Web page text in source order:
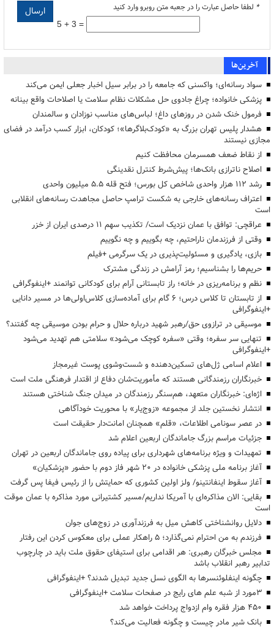
* لطفا حاصل عبارت را در جعبه متن روبرو وارد کنید
5 + 3 =
آخرین‌ها
سواد رسانه‌ای؛ واکسنی که جامعه را در برابر سیل اخبار جعلی ایمن می‌کند
پزشکی خانواده؛ چراغ جادوی حل مشکلات نظام سلامت یا اصلاحات واقع بینانه
فرمول خنک شدن در روزهای داغ؛ لباس‌های مناسب نوزادان و سالمندان
هشدار پلیس تهران بزرگ به «کودک‌بلاگرها»؛ کودکان، ابزار کسب درآمد در فضای
مجازی نیستند
از نقاط ضعف همسرمان محافظت کنیم
اصلاح ناترازی بانک‌ها؛ پیش‌شرط کنترل نقدینگی
رشد ۱۱۲ هزار واحدی شاخص کل بورس؛ فتح قله ۵.۵ میلیون واحدی
اعتراف رسانه‌های خارجی به شکست ترامپ حاصل مجاهدت رسانه‌های انقلابی
است
عراقچی: توافق با عمان نزدیک است/ تکذیب سهم ۱۱ درصدی ایران از خزر
وقتی از فرزندمان ناراحتیم، چه بگوییم و چه نگوییم
بازی، یادگیری و مسئولیت‌پذیری در یک سرگرمی +فیلم
حریم‌ها را بشناسیم؛ رمز آرامش در زندگی مشترک
نظم و برنامه‌ریزی در خانه؛ راز تابستانی آرام برای کودکانی توانمند +اینفوگرافی
از تابستان تا کلاس درس؛ ۶ گام برای آماده‌سازی کلاس‌اولی‌ها در مسیر دانایی
+اینفوگرافی
موسیقی در ترازوی حق/رهبر شهید درباره حلال و حرام بودن موسیقی چه گفتند؟
تنهایی سر سفره؛ وقتی «سفره کوچک می‌شود» سلامتی هم تهدید می‌شود
+اینفوگرافی
اعلام اسامی ژل‌های تسکین‌دهنده و شست‌وشوی پوست غیرمجاز
خبرنگاران رزمندگانی هستند که مأموریت‌شان دفاع از اقتدار فرهنگی ملت است
اژه‌ای: خبرنگاران متعهد، هم‌سنگر رزمندگان در میدان جنگ شناختی هستند
انتشار نخستین جلد از مجموعه «زوج‌یار» با محوریت خودآگاهی
در عصر سونامی اطلاعات، «قلم» همچنان امانت‌دار حقیقت است
جزئیات مراسم بزرگ جاماندگان اربعین اعلام شد
تمهیدات و ویژه برنامه‌های شهرداری برای پیاده روی جاماندگان اربعین در تهران
آغاز برنامه ملی پزشکی خانواده در ۲۰ شهر فاز دوم با حضور «پزشکیان»
آغاز سقوط اینفانتینو/ ولز اولین کشوری که حمایتش را از رئیس فیفا پس گرفت
بقایی: الان مذاکره‌ای با آمریکا نداریم/مسیر کشتیرانی مورد مذاکره با عمان موقت
است
دلایل روانشناختی کاهش میل به فرزندآوری در زوج‌های جوان
فرزندم به من احترام نمی‌گذارد؛ ۵ راهکار عملی برای معکوس کردن این رفتار
مجلس خبرگان رهبری: هر اقدامی برای استیفای حقوق ملت باید در چارچوب
تدابیر رهبر انقلاب باشد
چگونه اینفلوئنسرها به الگوی نسل جدید تبدیل شدند؟ +اینفوگرافی
3مورد از شبه علم های رایج در صفحات سلامت +اینفوگرافی
۴۵۰ هزار فقره وام ازدواج پرداخت خواهد شد
بانک شیر مادر چیست و چگونه فعالیت می‌کند؟